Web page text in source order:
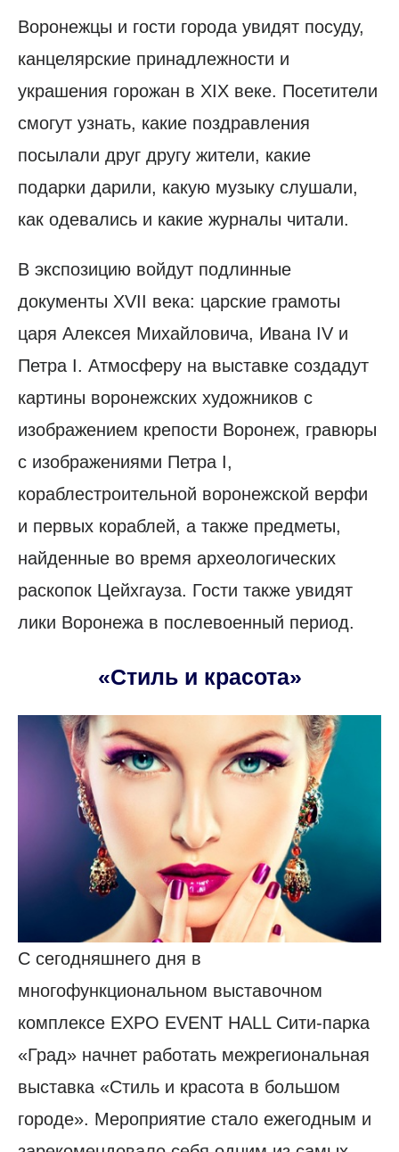
Воронежцы и гости города увидят посуду,
канцелярские принадлежности и
украшения горожан в XIX веке. Посетители
смогут узнать, какие поздравления
посылали друг другу жители, какие
подарки дарили, какую музыку слушали,
как одевались и какие журналы читали.
В экспозицию войдут подлинные
документы XVII века: царские грамоты
царя Алексея Михайловича, Ивана IV и
Петра I. Атмосферу на выставке создадут
картины воронежских художников с
изображением крепости Воронеж, гравюры
с изображениями Петра I,
кораблестроительной воронежской верфи
и первых кораблей, а также предметы,
найденные во время археологических
раскопок Цейхгауза. Гости также увидят
лики Воронежа в послевоенный период.
«Стиль и красота»
С сегодняшнего дня в
многофункциональном выставочном
комплексе EXPO EVENT HALL Сити-парка
«Град» начнет работать межрегиональная
выставка «Стиль и красота в большом
городе». Мероприятие стало ежегодным и